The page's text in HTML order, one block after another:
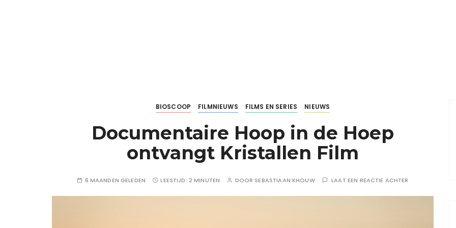
BIOSCOOP FILMNIEUWS FILMS EN SERIES NIEUWS
Documentaire Hoop in de Hoep
ontvangt Kristallen Film
6 MAANDEN GELEDEN LEESTIJD: 2 MINUTEN DOOR SEBASTIAAN KHOUW LAAT EEN REACTIE ACHTER